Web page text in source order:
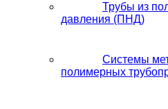
Трубы из
давления (ПНД)
Системы
полимерных